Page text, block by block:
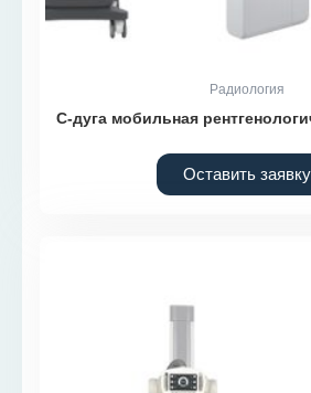
Радиология
С-дуга мобильная
Оставить заявку